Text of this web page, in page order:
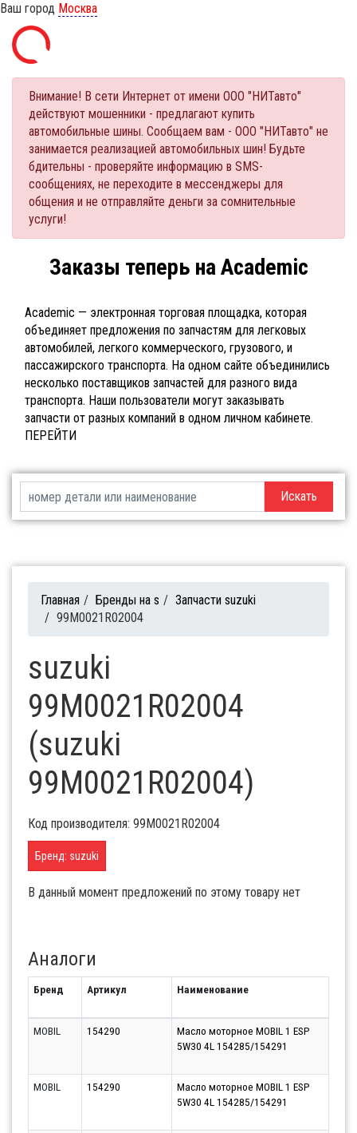
Ваш город Москва
Внимание! В сети Интернет от имени ООО "НИТавто"
действуют мошенники - предлагают купить
автомобильные шины. Сообщаем вам - ООО "НИТавто" не
занимается реализацией автомобильных шин! Будьте
бдительны - проверяйте информацию в SMS-
сообщениях, не переходите в мессенджеры для
общения и не отправляйте деньги за сомнительные
услуги!
Заказы теперь на Academic
Academic — электронная торговая площадка, которая
объединяет предложения по запчастям для легковых
автомобилей, легкого коммерческого, грузового, и
пассажирского транспорта. На одном сайте объединились
несколько поставщиков запчастей для разного вида
транспорта. Наши пользователи могут заказывать
запчасти от разных компаний в одном личном кабинете.
ПЕРЕЙТИ
Искать
Главная / Бренды на s / Запчасти suzuki
/ 99M0021R02004
suzuki
99M0021R02004
(suzuki
99M0021R02004)
Код производителя: 99M0021R02004
Бренд: suzuki
В данный момент предложений по этому товару нет
Аналоги
Бренд Артикул Наименование
MOBIL 154290
Масло моторное MOBIL 1 ESP
5W30 4L 154285/154291
MOBIL
154290
Масло моторное MOBIL 1 ESP
5W30 4L 154285/154291